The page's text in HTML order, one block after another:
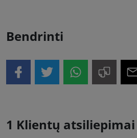
Bendrinti
1 Klientų atsiliepimai